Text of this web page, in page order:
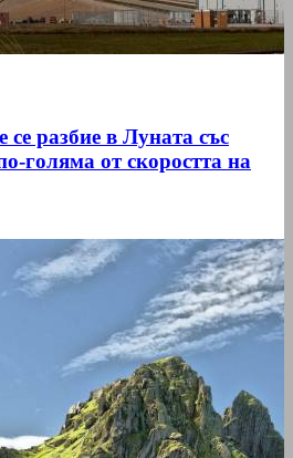
разбие в Луната със
голяма от скоростта на